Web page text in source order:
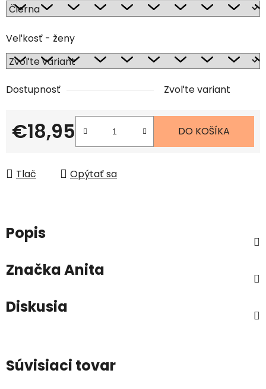
Veľkosť - ženy
Dostupnosť Zvoľte variant
€18,95
Jednotková cena:
DO KOŠÍKA
Tlač Opýtať sa
Popis
ZnačkaAnita
Diskusia
Súvisiaci tovar